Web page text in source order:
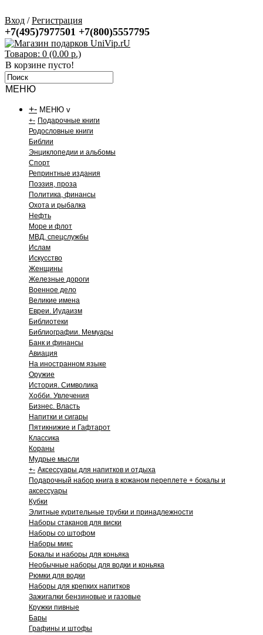
Вход /Регистрация
+7(495)7977501 +7(800)5557795
Товаров: 0 (0.00 р.)
В корзине пусто!
МЕНЮ
+- МЕНЮ v
+- Подарочные книги
Родословные книги
Библии
Энциклопедии и альбомы
Спорт
Репринтные издания
Поэзия, проза
Политика, финансы
Охота и рыбалка
Нефть
Море и флот
МВД, спецслужбы
Ислам
Искусство
Женщины
Железные дороги
Военное дело
Великие имена
Евреи. Иудаизм
Библиотеки
Библиографии. Мемуары
Банк и финансы
Авиация
На иностранном языке
Оружие
История. Символика
Хобби. Увлечения
Бизнес. Власть
Напитки и сигары
Пятикнижие и Гафтарот
Классика
Кораны
Мудрые мысли
+- Аксессуары для напитков и отдыха
Подарочный набор книга в кожаном переплете + бокалы и
аксессуары
Кубки
Элитные курительные трубки и принадлежности
Наборы стаканов для виски
Наборы со штофом
Наборы микс
Бокалы и наборы для коньяка
Необычные наборы для водки и коньяка
Рюмки для водки
Наборы для крепких напитков
Зажигалки бензиновые и газовые
Кружки пивные
Бары
Графины и штофы